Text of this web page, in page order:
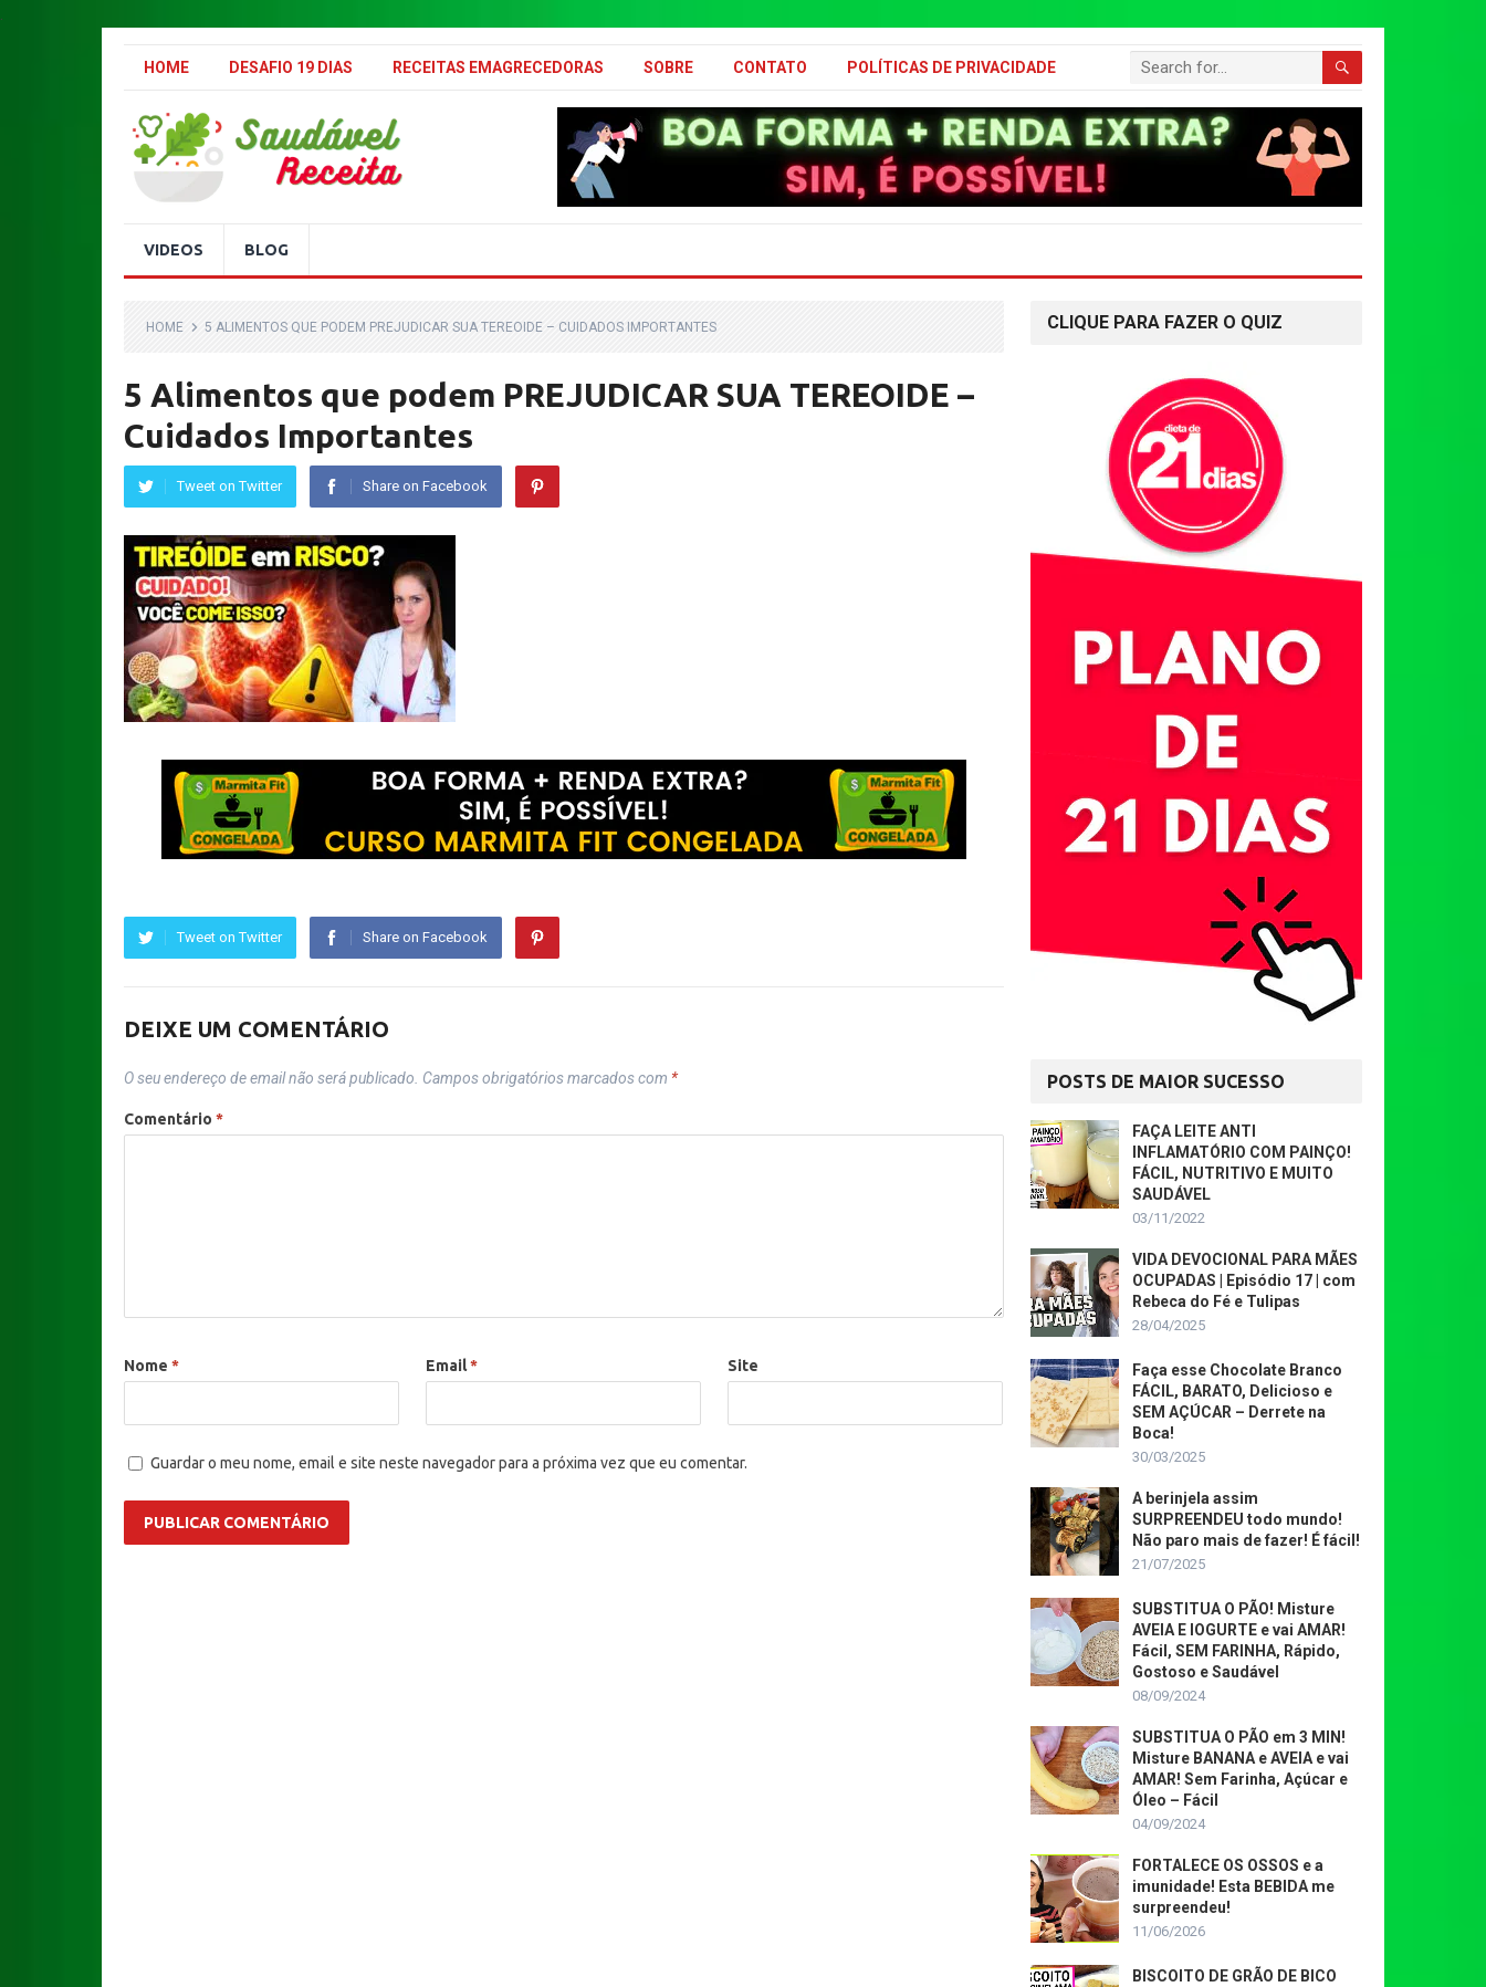
.
HOME DESAFIO 19 DIAS RECEITAS EMAGRECEDORAS SOBRE CONTATO POLÍTICAS DE PRIVACIDADE
VIDEOS BLOG
HOME 5 ALIMENTOS QUE PODEM PREJUDICAR SUA TEREOIDE – CUIDADOS IMPORTANTES
5 Alimentos que podem PREJUDICAR SUA TEREOIDE –
Cuidados Importantes
Tweet on Twitter Share on Facebook
Tweet on Twitter Share on Facebook
DEIXE UM COMENTÁRIO
O seu endereço de email não será publicado. Campos obrigatórios marcados com *
Comentário *
Nome * Email* Site
Guardar o meu nome, email e site neste navegador para a próxima vez que eu comentar.
CLIQUE PARA FAZER O QUIZ
POSTS DE MAIOR SUCESSO
FAÇA LEITE ANTI
INFLAMATÓRIO COM PAINÇO!
FÁCIL, NUTRITIVO E MUITO
SAUDÁVEL
03/11/2022
VIDA DEVOCIONAL PARA MÃES
OCUPADAS | Episódio 17 | com
Rebeca do Fé e Tulipas
28/04/2025
Faça esse Chocolate Branco
FÁCIL, BARATO, Delicioso e
SEM AÇÚCAR – Derrete na
Boca!
30/03/2025
A berinjela assim
SURPREENDEU todo mundo!
Não paro mais de fazer! É fácil!
21/07/2025
SUBSTITUA O PÃO! Misture
AVEIA E IOGURTE e vai AMAR!
Fácil, SEM FARINHA, Rápido,
Gostoso e Saudável
08/09/2024
SUBSTITUA O PÃO em 3 MIN!
Misture BANANA e AVEIA e vai
AMAR! Sem Farinha, Açúcar e
Óleo – Fácil
04/09/2024
FORTALECE OS OSSOS e a
imunidade! Esta BEBIDA me
surpreendeu!
11/06/2026
BISCOITO DE GRÃO DE BICO